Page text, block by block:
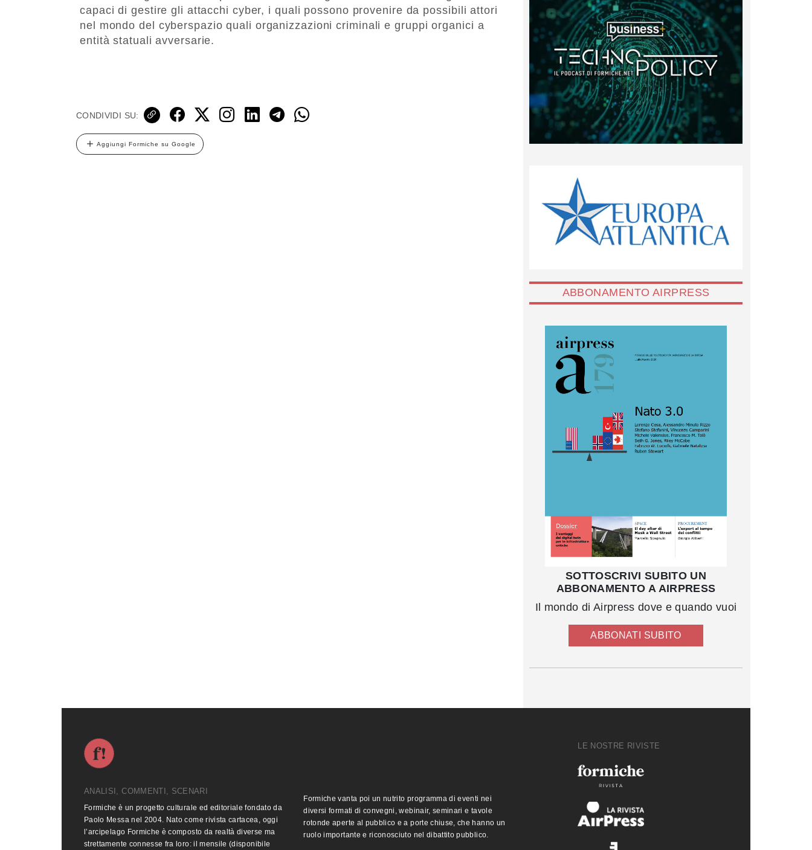
capaci di gestire gli attacchi cyber, i quali possono provenire da possibili attori
nel mondo del cyberspazio quali organizzazioni criminali e gruppi organici a
entità statuali avversarie.
CONDIVIDI SU:
Aggiungi Formiche su Google
ABBONAMENTO AIRPRESS
SOTTOSCRIVI SUBITO UN
ABBONAMENTO A AIRPRESS
Il mondo di Airpress dove e quando vuoi
ABBONATI SUBITO
ANALISI, COMMENTI, SCENARI
Formiche è un progetto culturale ed editoriale fondato da
Paolo Messa nel 2004. Nato come rivista cartacea, oggi
l’arcipelago Formiche è composto da realtà diverse ma
strettamente connesse fra loro: il mensile (disponibile
Formiche vanta poi un nutrito programma di eventi nei
diversi formati di convegni, webinair, seminari e tavole
rotonde aperte al pubblico e a porte chiuse, che hanno un
ruolo importante e riconosciuto nel dibattito pubblico.
LE NOSTRE RIVISTE